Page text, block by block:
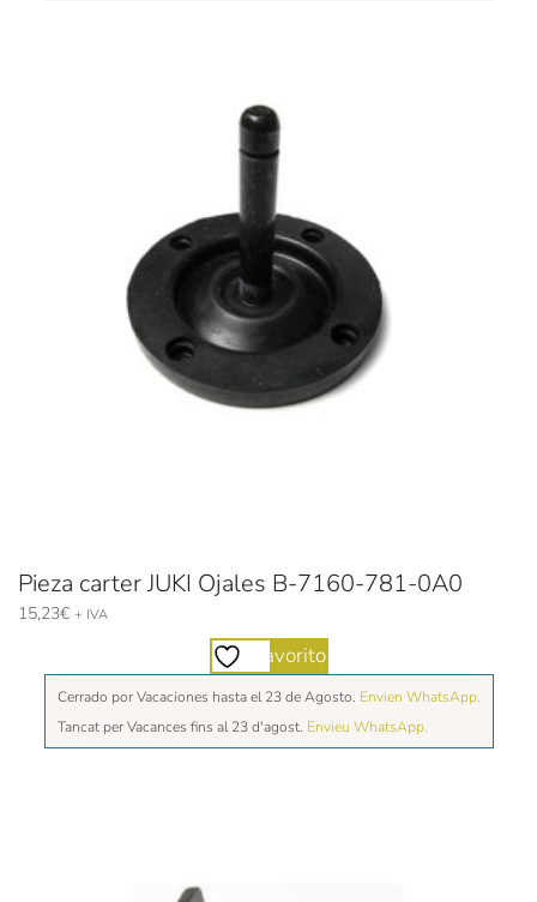
Pieza carter JUKI Ojales B-7160-781-0A0
15,23€ + IVA
Favorito
Cerrado por Vacaciones hasta el 23 de Agosto. Envien WhatsApp.
Tancat per Vacances fins al 23 d'agost. Envieu WhatsApp.